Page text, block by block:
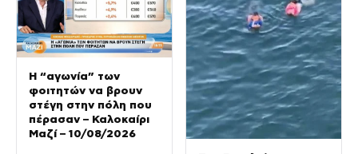
Η “αγωνία” των
φοιτητών να βρουν
στέγη στην πόλη που
πέρασαν – Καλοκαίρι
Μαζί – 10/08/2026